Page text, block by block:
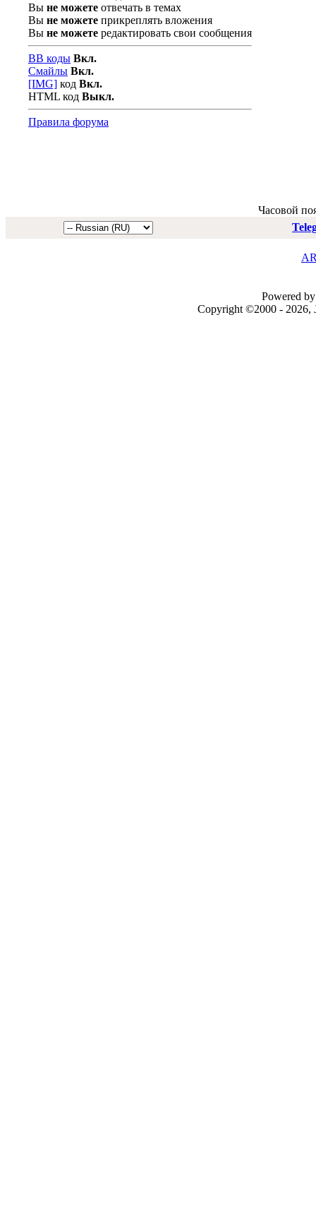
Вы не можете отвечать в темах
Вы не можете прикреплять вложения
Вы не можете редактировать свои сообщения
BB коды Вкл.
Смайлы Вкл.
[IMG] код Вкл.
HTML код Выкл.
Правила форума
Часовой
Powered
Copyright ©2000 - 2026,